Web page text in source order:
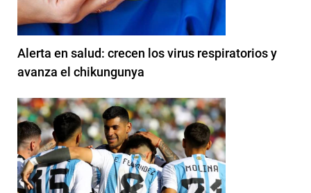
Alerta en salud: crecen los virus respiratorios y
avanza el chikungunya